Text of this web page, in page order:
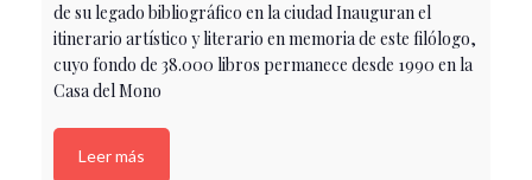
de su legado bibliográfico en la ciudad Inauguran el
itinerario artístico y literario en memoria de este filólogo,
cuyo fondo de 38.000 libros permanece desde 1990 en la
Casa del Mono
Leer más